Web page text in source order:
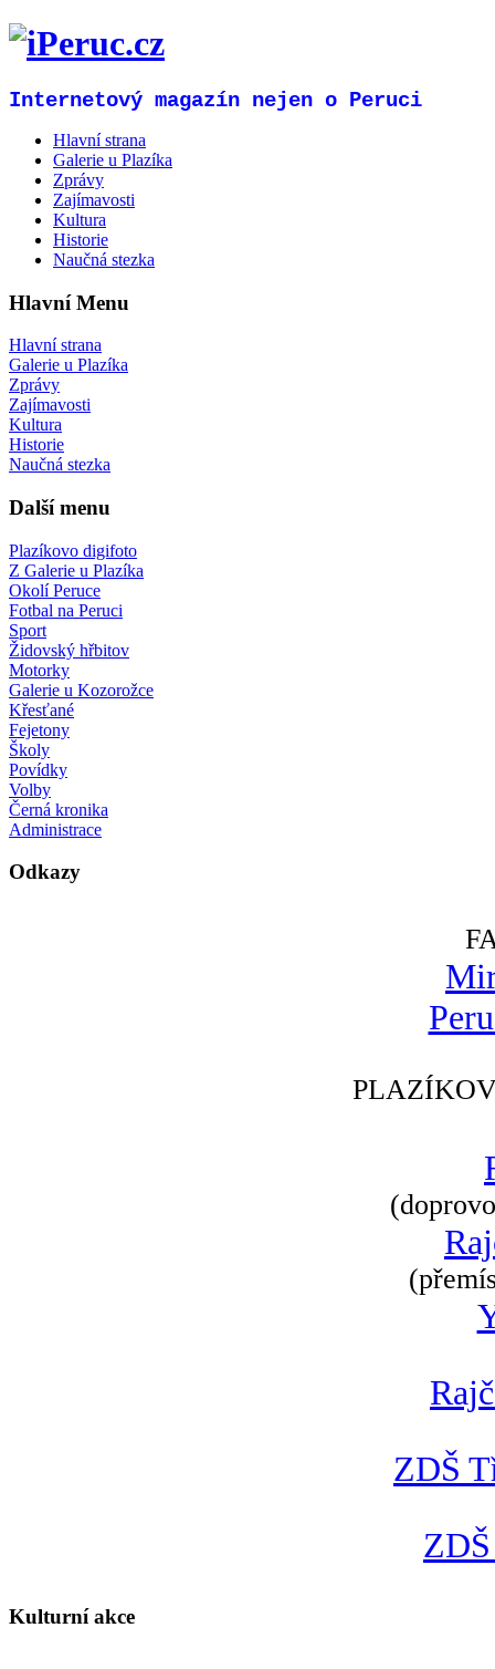
Internetový magazín nejen o Peruci
Hlavní strana
Galerie u Plazíka
Zprávy
Zajímavosti
Kultura
Historie
Naučná stezka
Hlavní Menu
Hlavní strana
Galerie u Plazíka
Zprávy
Zajímavosti
Kultura
Historie
Naučná stezka
Další menu
Plazíkovo digifoto
Z Galerie u Plazíka
Okolí Peruce
Fotbal na Peruci
Sport
Židovský hřbitov
Motorky
Galerie u Kozorožce
Křesťané
Fejetony
Školy
Povídky
Volby
Černá kronika
Administrace
Odkazy
ZDŠ
Kulturní akce